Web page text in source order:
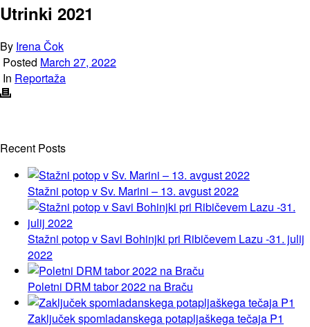
Utrinki 2021
By Irena Čok
Posted March 27, 2022
In Reportaža
Recent Posts
Stažni potop v Sv. Marini – 13. avgust 2022
Stažni potop v Savi Bohinjki pri Ribičevem Lazu -31. julij
2022
Poletni DRM tabor 2022 na Braču
Zaključek spomladanskega potapljaškega tečaja P1